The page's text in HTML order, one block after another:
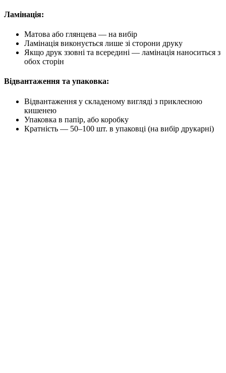
Ламінація:
Матова або глянцева — на вибір
Ламінація виконується лише зі сторони друку
Якщо друк ззовні та всередині — ламінація наноситься з
обох сторін
Відвантаження та упаковка:
Відвантаження у складеному вигляді з приклеєною
кишенею
Упаковка в папір, або коробку
Кратність — 50–100 шт. в упаковці (на вибір друкарні)